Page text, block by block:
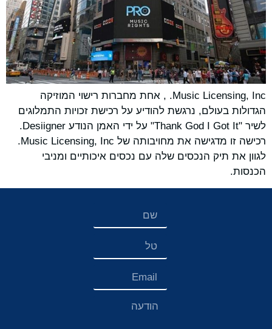
Music Licensing, Inc. , אחת מחברות רישוי המוזיקה
הגדולות בעולם, נרגשת להודיע על רכישת זכויות התמלוגים
לשיר "Thank God I Got It" על ידי האמן הנודע Desiigner.
רכישה זו מדגישה את מחויבותה של Music Licensing, Inc.
לגוון את תיק הנכסים שלה עם נכסים איכותיים ומניבי
הכנסות.